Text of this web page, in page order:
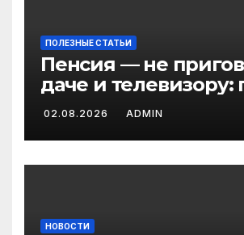
ПОЛЕЗНЫЕ СТАТЬИ
Пенсия — не
даче и телевизору:
льготам для
пенсионеров в 2026
02.08.2026 ADMIN
НОВОСТИ